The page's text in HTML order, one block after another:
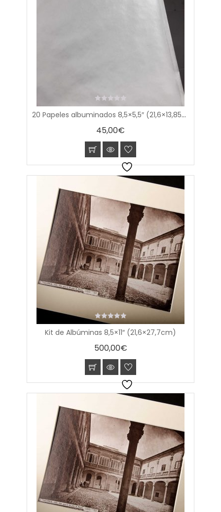
20 Papeles albuminados 8,5×5,5″ (21,6×13,85cm)
0
out
545,00€
Kit de Albúminas 8,5×11″ (21,6×27,7cm)
0
out
5
500,00€